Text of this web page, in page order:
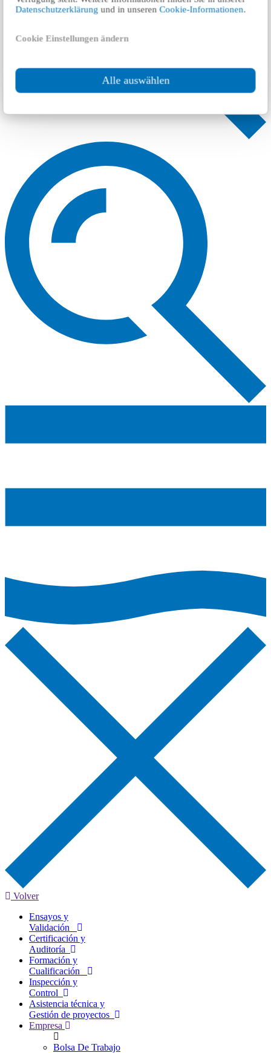
Datenschutzerklärung und in unserenCookie-Informationen.
Cookie Einstellungen ändern
Alle auswählen
Volver
Ensayos y
Validación
Certificación y
Auditoría
Formación y
Cualificación
Inspección y
Control
Asistencia técnica y
Gestión de proyectos
Empresa
Bolsa De Trabajo